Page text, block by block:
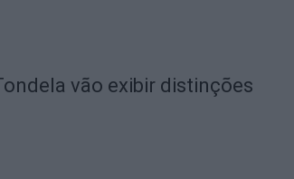
vão exibir distinções